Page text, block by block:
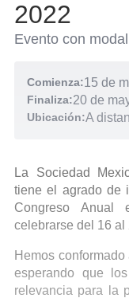
2022
Evento con
Comienza:15 de
Finaliza:20 de
Ubicación:A
La Sociedad
tiene el agrado de
Congreso
celebrarse del 16 al
Hemos
esperando que
relevancia para la